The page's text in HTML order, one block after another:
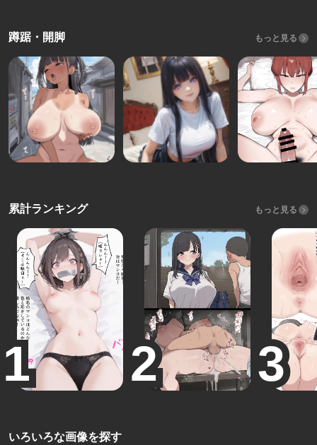
蹲踞・開脚 もっと見る
累計ランキング もっと見る
いろいろな画像を探す